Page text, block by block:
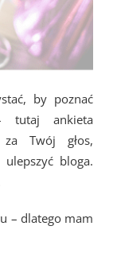
by poznać
tutaj ankieta
Twój głos,
bloga.
– dlatego mam